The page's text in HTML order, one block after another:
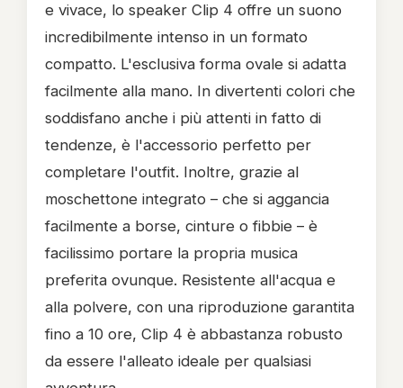
e vivace, lo speaker Clip 4 offre un suono
incredibilmente intenso in un formato
compatto. L'esclusiva forma ovale si adatta
facilmente alla mano. In divertenti colori che
soddisfano anche i più attenti in fatto di
tendenze, è l'accessorio perfetto per
completare l'outfit. Inoltre, grazie al
moschettone integrato – che si aggancia
facilmente a borse, cinture o fibbie – è
facilissimo portare la propria musica
preferita ovunque. Resistente all'acqua e
alla polvere, con una riproduzione garantita
fino a 10 ore, Clip 4 è abbastanza robusto
da essere l'alleato ideale per qualsiasi